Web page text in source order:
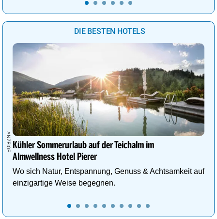
DIE BESTEN HOTELS
Kühler Sommerurlaub auf der Teichalm im
Almwellness Hotel Pierer
Wo sich Natur, Entspannung, Genuss & Achtsamkeit auf
einzigartige Weise begegnen.